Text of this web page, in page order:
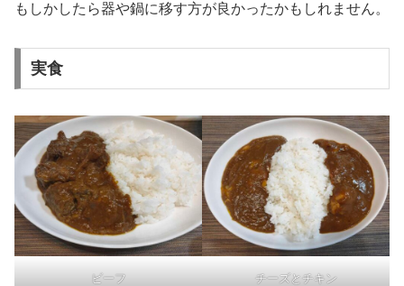
もしかしたら器や鍋に移す方が良かったかもしれません。
実食
ビーフ チーズとチキン